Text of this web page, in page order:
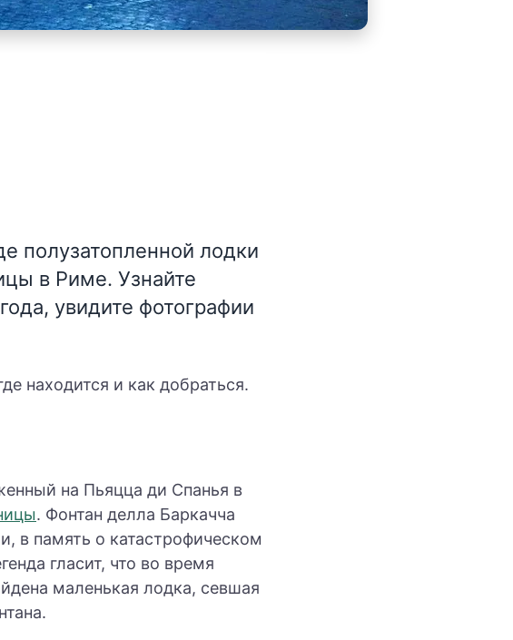
полузатопленной лодки
в Риме. Узнайте
увидите фотографии
находится и как добраться.
на Пьяцца ди Спанья в
. Фонтан делла Баркачча
в память о катастрофическом
гласит, что во время
маленькая лодка, севшая